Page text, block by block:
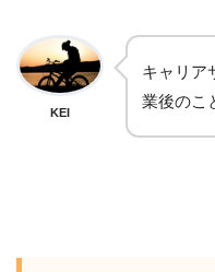
KEI
キャリア
業後のこ